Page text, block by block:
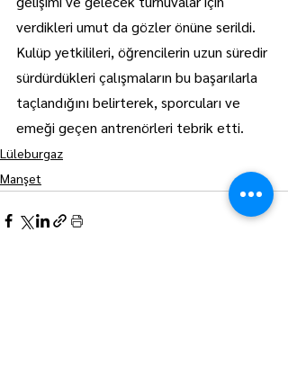
verdikleri umut da gözler önüne serildi.
Kulüp yetkilileri, öğrencilerin uzun süredir
sürdürdükleri çalışmaların bu başarılarla
taçlandığını belirterek, sporcuları ve
emeği geçen antrenörleri tebrik etti.
Lüleburgaz
Manşet